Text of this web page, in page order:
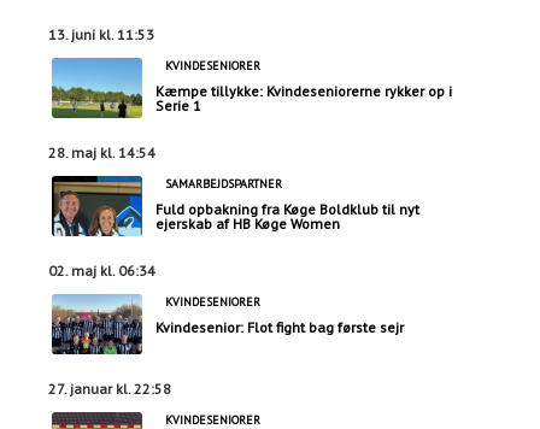
13. juni kl. 11:53
KVINDESENIORER
Kæmpe tillykke: Kvindeseniorerne rykker op i
Serie 1
28. maj kl. 14:54
SAMARBEJDSPARTNER
Fuld opbakning fra Køge Boldklub til nyt
ejerskab af HB Køge Women
02. maj kl. 06:34
KVINDESENIORER
Kvindesenior: Flot fight bag første sejr
27. januar kl. 22:58
KVINDESENIORER